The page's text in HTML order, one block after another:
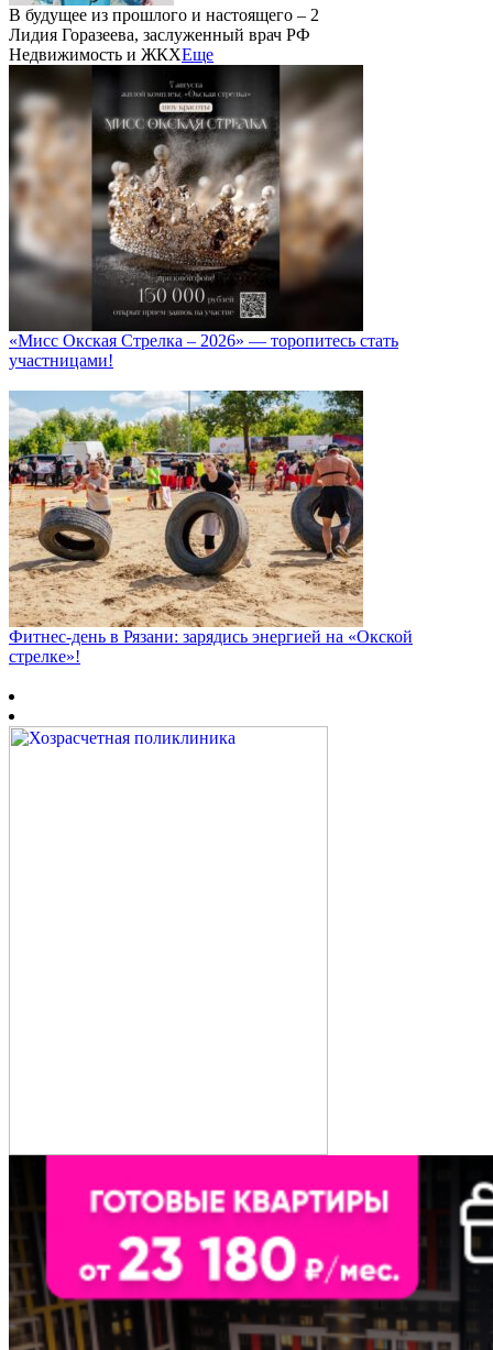
В будущее из прошлого и настоящего – 2
Лидия Горазеева, заслуженный врач РФ
Недвижимость и ЖКХЕще
«Мисс Окская Стрелка – 2026» — торопитесь стать
участницами!
Фитнес‑день в Рязани: зарядись энергией на «Окской
стрелке»!